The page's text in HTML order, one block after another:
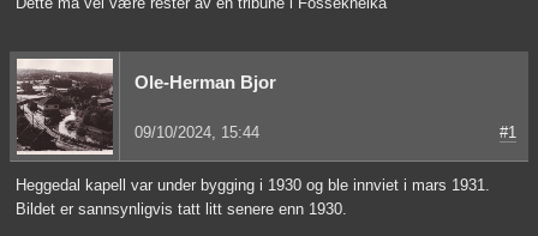
Ole-Herman Bjor
09/10/2024, 15:44 #1
Heggedal kapell var under bygging i 1930 og ble innviet i mars 1931.
Bildet er sannsynligvis tatt litt senere enn 1930.